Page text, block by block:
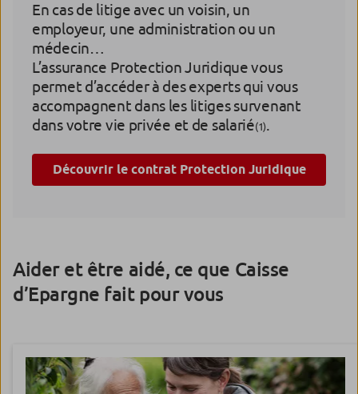
En cas de litige avec un voisin, un
employeur, une administration ou un
médecin…
L’assurance Protection Juridique vous
permet d’accéder à des experts qui vous
accompagnent dans les litiges survenant
dans votre vie privée et de salarié(1).
Découvrir le contrat Protection Juridique
Aider et être aidé, ce que Caisse
d’Epargne fait pour vous